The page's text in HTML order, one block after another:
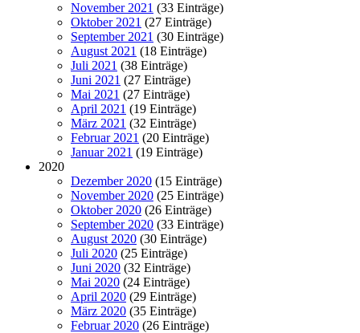
November 2021 (33 Einträge)
Oktober 2021 (27 Einträge)
September 2021 (30 Einträge)
August 2021 (18 Einträge)
Juli 2021 (38 Einträge)
Juni 2021 (27 Einträge)
Mai 2021 (27 Einträge)
April 2021 (19 Einträge)
März 2021 (32 Einträge)
Februar 2021 (20 Einträge)
Januar 2021 (19 Einträge)
2020
Dezember 2020 (15 Einträge)
November 2020 (25 Einträge)
Oktober 2020 (26 Einträge)
September 2020 (33 Einträge)
August 2020 (30 Einträge)
Juli 2020 (25 Einträge)
Juni 2020 (32 Einträge)
Mai 2020 (24 Einträge)
April 2020 (29 Einträge)
März 2020 (35 Einträge)
Februar 2020 (26 Einträge)